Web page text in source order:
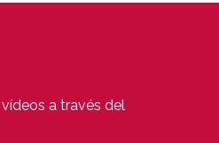
a través del